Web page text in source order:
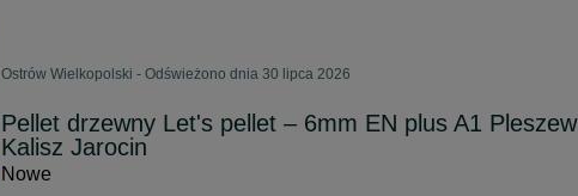
Ostrów Wielkopolski - Odświeżono dnia 30 lipca 2026
Pellet drzewny Let's pellet – 6mm EN plus A1 Pleszew
Kalisz Jarocin
Nowe